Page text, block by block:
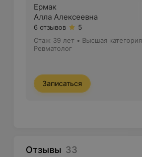
Ермак
Алла Алексеевна
6 отзывов
5
Стаж 39 лет • Высшая категория
Ревматолог
Записаться
Отзывы 33